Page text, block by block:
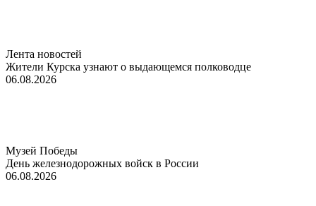
Лента новостей
Жители Курска узнают о выдающемся полководце
06.08.2026
Музей Победы
День железнодорожных войск в России
06.08.2026